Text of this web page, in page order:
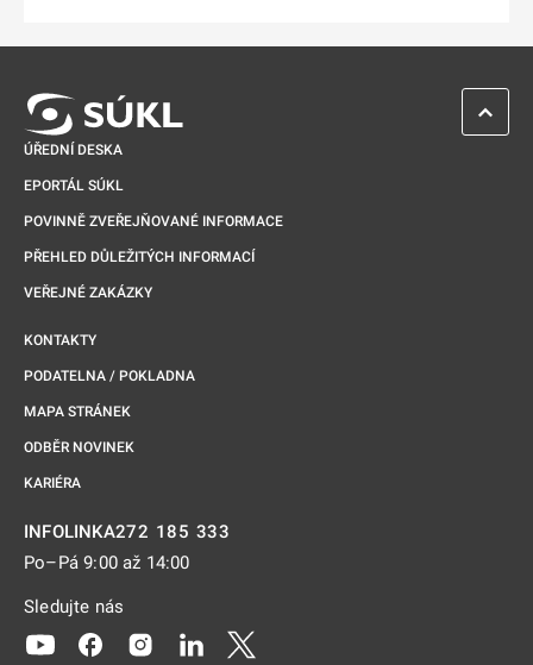
ÚŘEDNÍ DESKA
EPORTÁL SÚKL
POVINNĚ ZVEŘEJŇOVANÉ INFORMACE
PŘEHLED DŮLEŽITÝCH INFORMACÍ
VEŘEJNÉ ZAKÁZKY
KONTAKTY
PODATELNA / POKLADNA
MAPA STRÁNEK
ODBĚR NOVINEK
KARIÉRA
INFOLINKA272 185 333
Po–Pá 9:00 až 14:00
Sledujte nás
Odkaz se otevře na nové kartě
Odkaz se otevře na nové kartě
Odkaz se otevře na nové kartě
Odkaz se otevře na nové kartě
ZPĚT